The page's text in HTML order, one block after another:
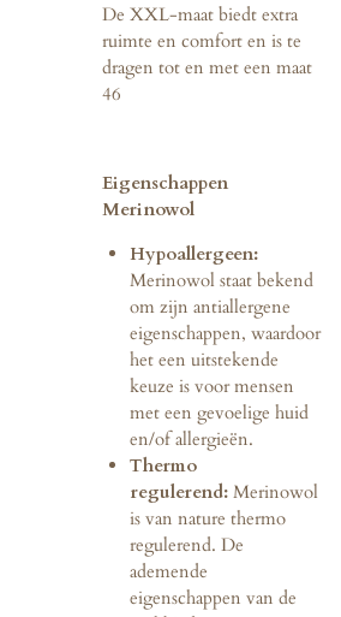
De XXL-maat biedt extra
ruimte en comfort en is te
dragen tot en met een maat
46
Eigenschappen
Merinowol
Hypoallergeen:
Merinowol staat bekend
om zijn antiallergene
eigenschappen, waardoor
het een uitstekende
keuze is voor mensen
met een gevoelige huid
en/of allergieën.
Thermo
regulerend: Merinowol
is van nature thermo
regulerend. De
ademende
eigenschappen van de